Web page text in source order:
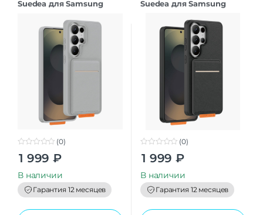
Suedea для Samsung
t
o
f
5
(0)
1 999 ₽
В наличии
Гарантия 12 месяцев
Suedea для Samsung
t
o
f
5
(0)
1 999 ₽
В наличии
Гарантия 12 месяцев